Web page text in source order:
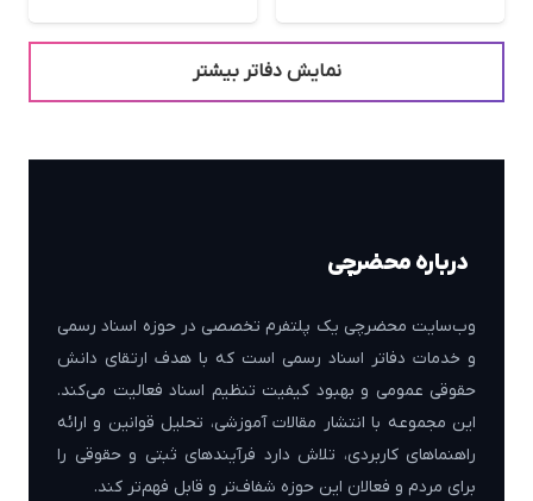
نمایش دفاتر بیشتر
درباره محضرچی
وب‌سایت محضرچی یک پلتفرم تخصصی در حوزه اسناد رسمی
و خدمات دفاتر اسناد رسمی است که با هدف ارتقای دانش
حقوقی عمومی و بهبود کیفیت تنظیم اسناد فعالیت می‌کند.
این مجموعه با انتشار مقالات آموزشی، تحلیل قوانین و ارائه
راهنماهای کاربردی، تلاش دارد فرآیندهای ثبتی و حقوقی را
برای مردم و فعالان این حوزه شفاف‌تر و قابل فهم‌تر کند.